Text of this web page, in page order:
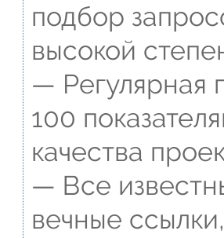
подбор
высокой
— Регулярная
100
качества
— Все
вечные